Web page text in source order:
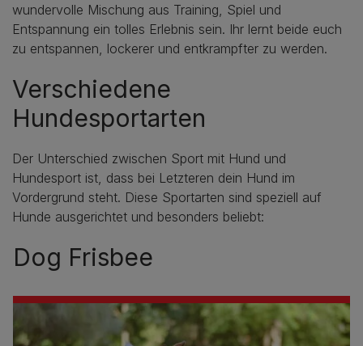
wundervolle Mischung aus Training, Spiel und
Entspannung ein tolles Erlebnis sein. Ihr lernt beide euch
zu entspannen, lockerer und entkrampfter zu werden.
Verschiedene
Hundesportarten
Der Unterschied zwischen Sport mit Hund und
Hundesport ist, dass bei Letzteren dein Hund im
Vordergrund steht. Diese Sportarten sind speziell auf
Hunde ausgerichtet und besonders beliebt:
Dog Frisbee